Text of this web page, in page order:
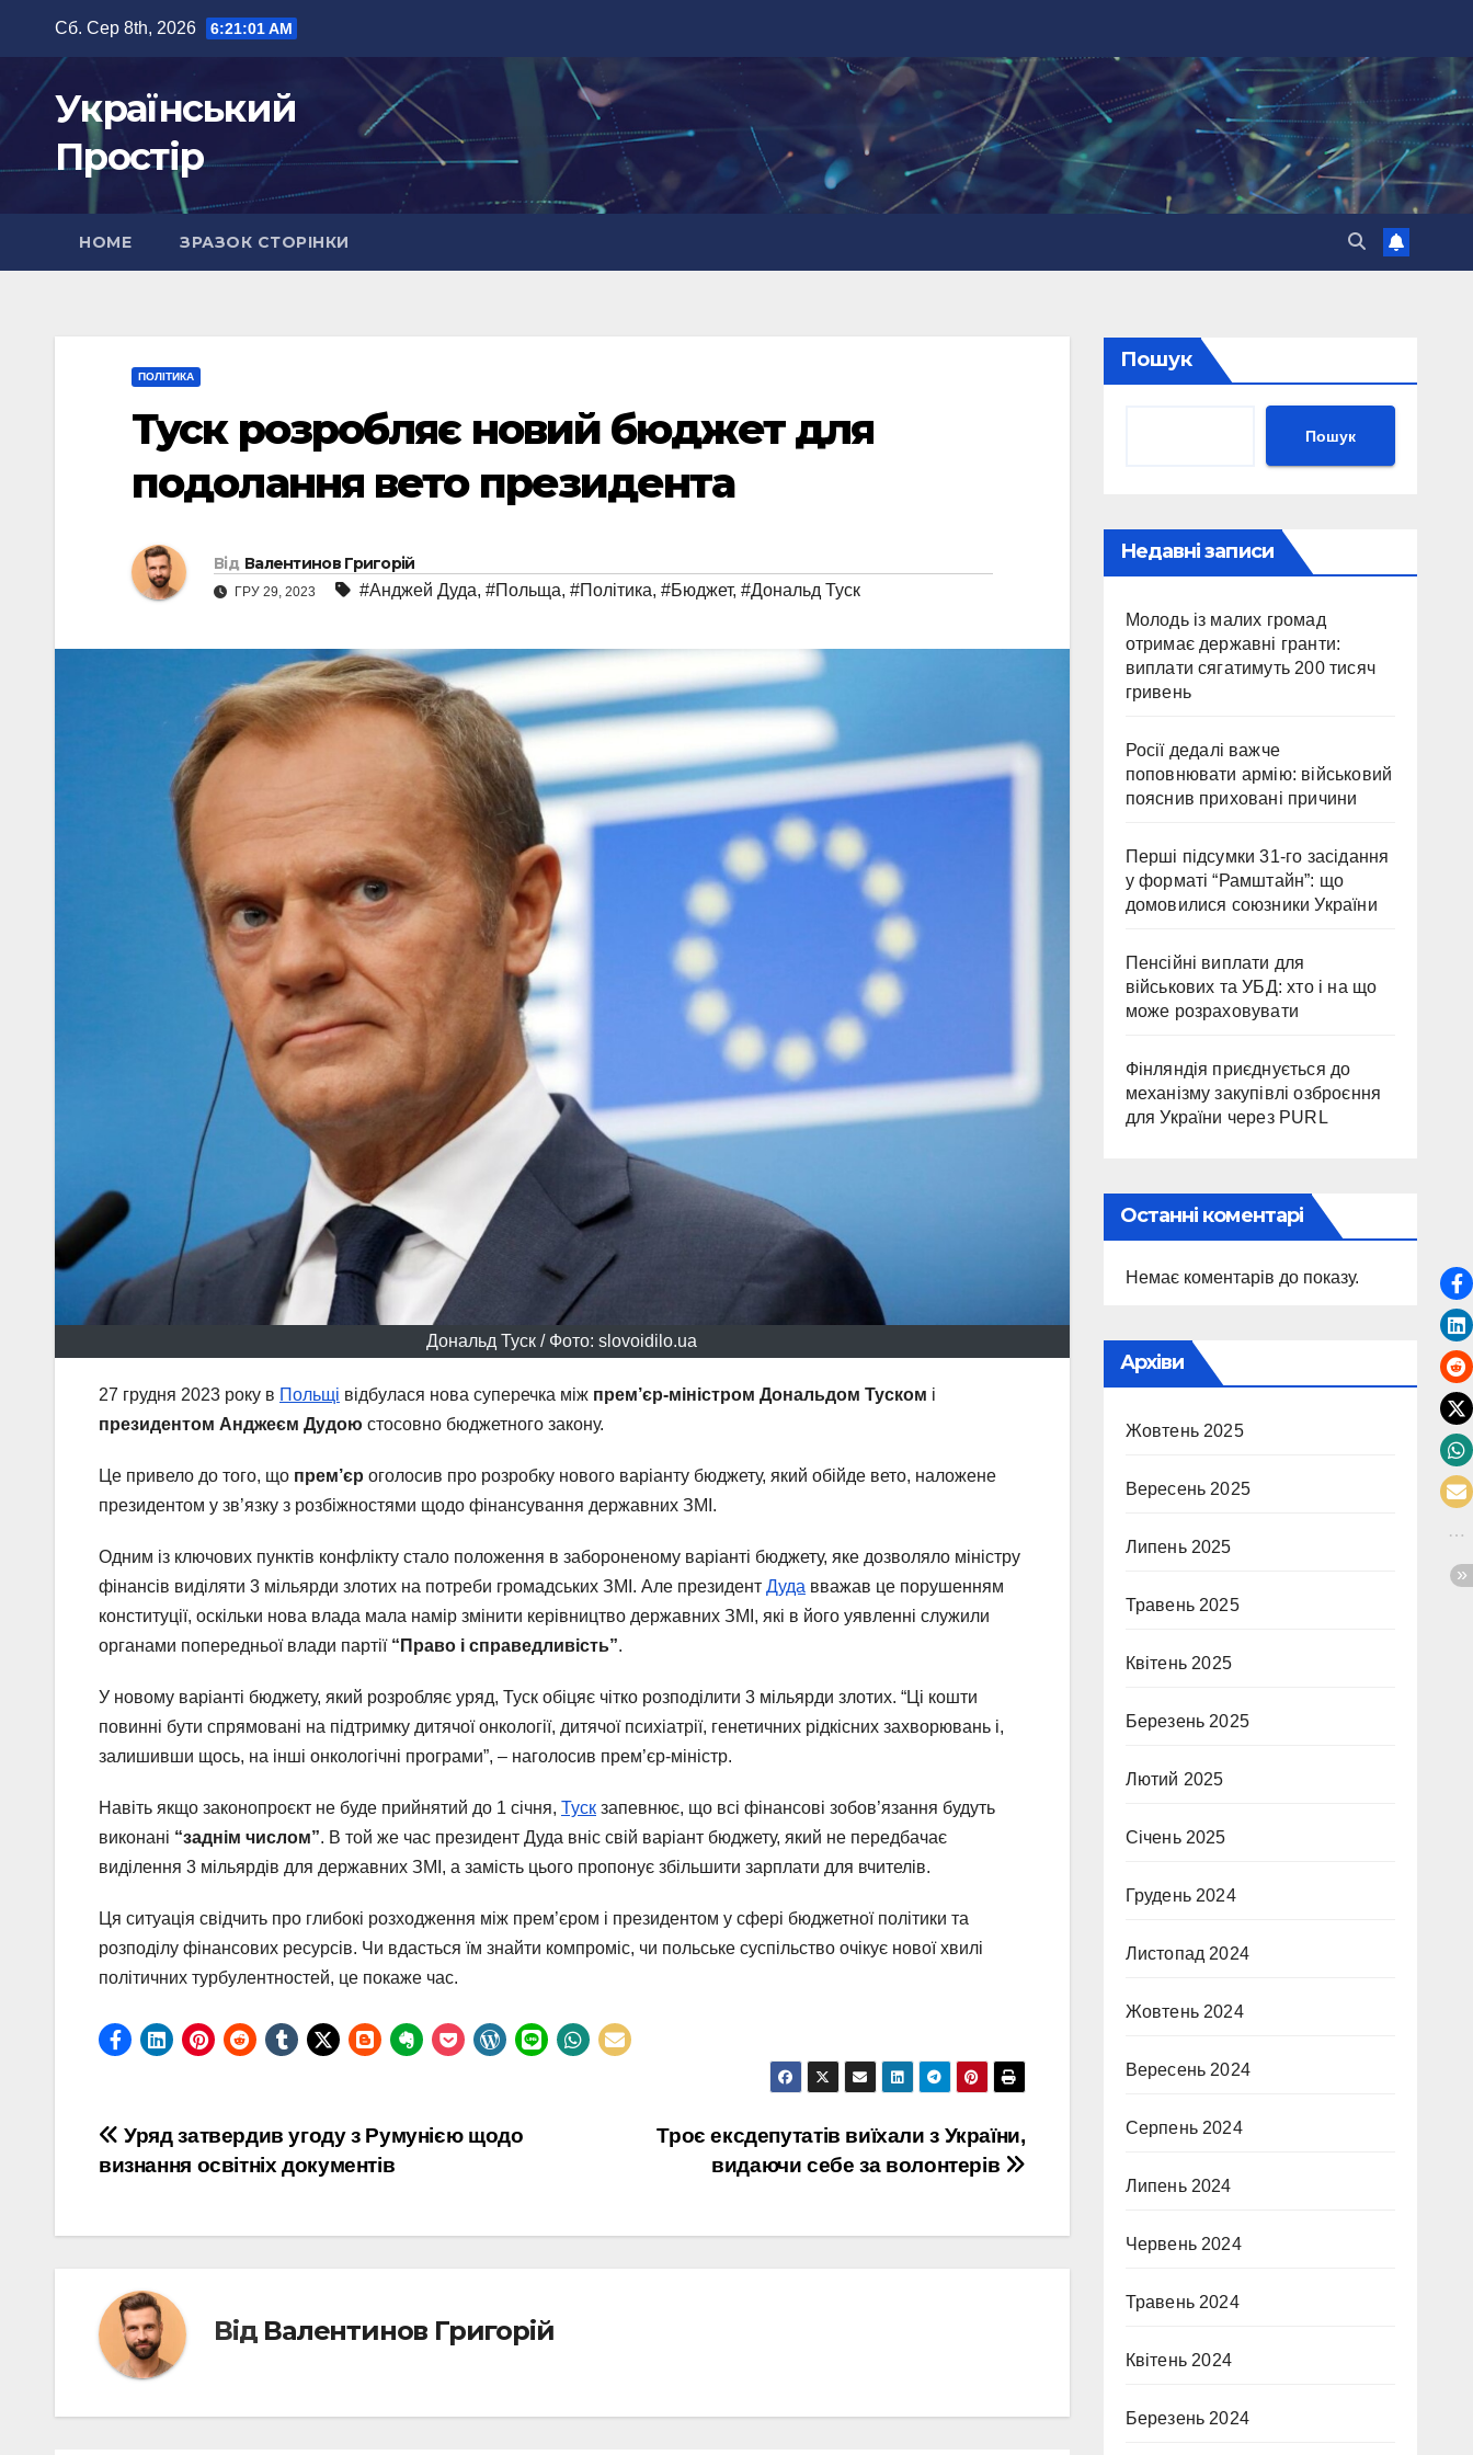
вмісту
Сб. Сер 8th, 2026 6:21:03 AM
Український
Простір
HOME ЗРАЗОК СТОРІНКИ
ПОЛІТИКА
Туск розробляє новий бюджет для
подолання вето президента
Від Валентинов Григорій
ГРУ 29, 2023 #Анджей Дуда, #Польща, #Політика, #Бюджет, #Дональд Туск
Дональд Туск / Фото: slovoidilo.ua
27 грудня 2023 року в Польщі відбулася нова суперечка між прем’єр-міністром Дональдом Туском і
президентом Анджеєм Дудою стосовно бюджетного закону.
Це привело до того, що прем’єр оголосив про розробку нового варіанту бюджету, який обійде вето, наложене
президентом у зв’язку з розбіжностями щодо фінансування державних ЗМІ.
Одним із ключових пунктів конфлікту стало положення в забороненому варіанті бюджету, яке дозволяло міністру
фінансів виділяти 3 мільярди злотих на потреби громадських ЗМІ. Але президент Дуда вважав це порушенням
конституції, оскільки нова влада мала намір змінити керівництво державних ЗМІ, які в його уявленні служили
органами попередньої влади партії “Право і справедливість”.
У новому варіанті бюджету, який розробляє уряд, Туск обіцяє чітко розподілити 3 мільярди злотих. “Ці кошти
повинні бути спрямовані на підтримку дитячої онкології, дитячої психіатрії, генетичних рідкісних захворювань і,
залишивши щось, на інші онкологічні програми”, – наголосив прем’єр-міністр.
Навіть якщо законопроєкт не буде прийнятий до 1 січня, Туск запевнює, що всі фінансові зобов’язання будуть
виконані “заднім числом”. В той же час президент Дуда вніс свій варіант бюджету, який не передбачає
виділення 3 мільярдів для державних ЗМІ, а замість цього пропонує збільшити зарплати для вчителів.
Ця ситуація свідчить про глибокі розходження між прем’єром і президентом у сфері бюджетної політики та
розподілу фінансових ресурсів. Чи вдасться їм знайти компроміс, чи польське суспільство очікує нової хвилі
політичних турбулентностей, це покаже час.
Навігація
Троє ексдепутатів виїхали з України,
видаючи себе за волонтерів
Уряд затвердив угоду з Румунією щодо
визнання освітніх документів
Від Валентинов Григорій
Пошук
Пошук
Недавні записи
Молодь із малих громад
отримає державні гранти:
виплати сягатимуть 200 тисяч
гривень
Росії дедалі важче
поповнювати армію: військовий
пояснив приховані причини
Перші підсумки 31-го засідання
у форматі “Рамштайн”: що
домовилися союзники України
Пенсійні виплати для
військових та УБД: хто і на що
може розраховувати
Фінляндія приєднується до
механізму закупівлі озброєння
для України через PURL
Останні коментарі
Немає коментарів до показу.
Архіви
Жовтень 2025
Вересень 2025
Липень 2025
Травень 2025
Квітень 2025
Березень 2025
Лютий 2025
Січень 2025
Грудень 2024
Листопад 2024
Жовтень 2024
Вересень 2024
Серпень 2024
Липень 2024
Червень 2024
Травень 2024
Квітень 2024
Березень 2024